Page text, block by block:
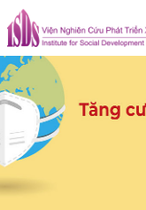
Skip
to
content